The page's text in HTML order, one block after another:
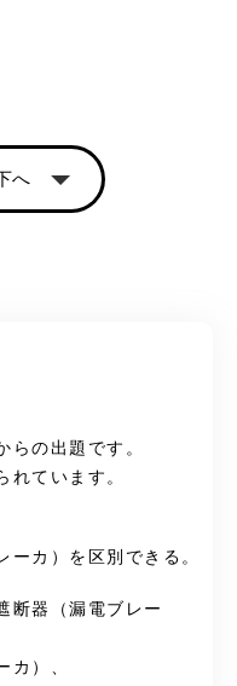
へ
らの出題です。
れています。
カ）を区別できる。
断器（漏電ブレー
カ）、